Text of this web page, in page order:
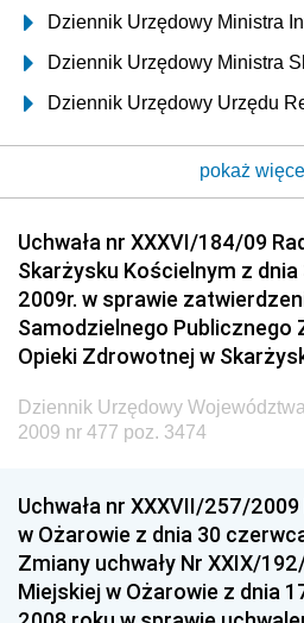
Dziennik Urzędowy Ministra
Dziennik Urzędowy Ministra
Dziennik Urzędowy Urzędu
Dziennik Urzędowy Ministra
Elektronicznej
Dziennik Urzędowy Ministra
Administracji
Dziennik Urzędowy Ministra
Dziennik Urzędowy Ministra
Dziennik Urzędowy Ministra
Dziennik Urzędowy
Dziennik Urzędowy Ministra
Dziennik Urzędowy Ministra
Sportu
pokaż
Uchwała nr XXXVI/184/09
Skarżysku Kościelnym z
2009r. w sprawie
Samodzielnego Publicznego
Opieki Zdrowotnej w
Dziennik Urzędowy
2009 nr 477 poz. 3474
Uchwała nr XXXVII/257/
w Ożarowie z dnia 30
Zmiany uchwały Nr XXIX/
Miejskiej w Ożarowie z dnia